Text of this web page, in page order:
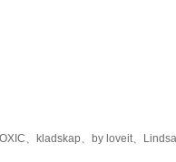
、kladskap、by loveit、